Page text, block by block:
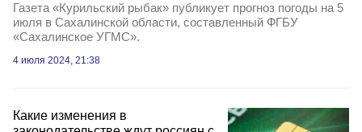
Газета «Курильский рыбак» публикует прогноз погоды на 5
июля в Сахалинской области, составленный ФГБУ
«Сахалинское УГМС».
4 июля 2024, 21:38
Какие изменения в